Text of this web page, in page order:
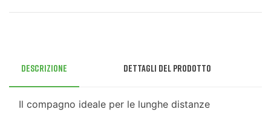
Descrizione Dettagli del prodotto
Il compagno ideale per le lunghe distanze